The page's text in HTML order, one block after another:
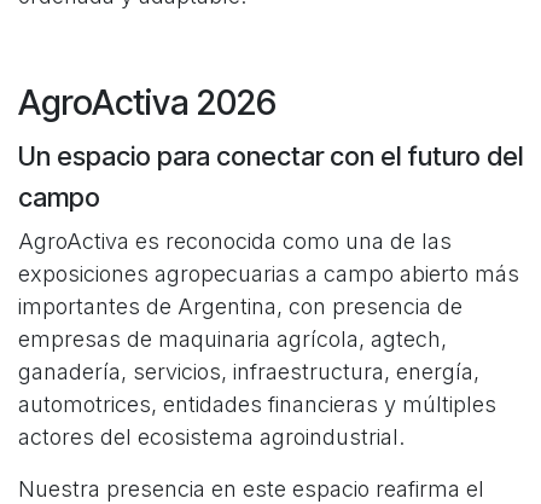
AgroActiva 2026
Un espacio para conectar con el futuro del
campo
AgroActiva es reconocida como una de las
exposiciones agropecuarias a campo abierto más
importantes de Argentina, con presencia de
empresas de maquinaria agrícola, agtech,
ganadería, servicios, infraestructura, energía,
automotrices, entidades financieras y múltiples
actores del ecosistema agroindustrial.
Nuestra presencia en este espacio reafirma el